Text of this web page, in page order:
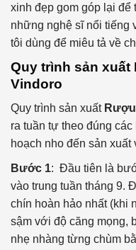
xinh đẹp gom góp lại để
những nghệ sĩ nổi tiếng
tôi dùng để miêu tả về
Quy trình sản xuất
Vindoro
Quy trình sản xuất
ra tuần tự theo đúng
hoạch nho đến sản xuất
Bước 1: Đầu tiên là
vào trung tuần tháng 9.
chín hoàn hảo nhất (khi
sậm với độ căng mọng,
nhẹ nhàng từng chùm